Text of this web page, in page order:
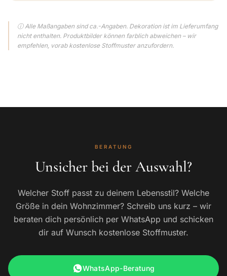
ⓘ Alle Maßangaben sind ca.-Angaben. Dekoration ist im Lieferumfang
nicht enthalten. Produktbilder können farblich abweichen – wir
empfehlen, vorab kostenlose Stoffmuster anzufordern.
BERATUNG
Unsicher bei der Auswahl?
Welcher Stoff passt zu deinem Lebensstil? Welche
Größe in dein Wohnzimmer? Schreib uns kurz – wir
beraten dich persönlich per WhatsApp und schicken
dir auf Wunsch kostenlose Stoffmuster.
WhatsApp-Beratung